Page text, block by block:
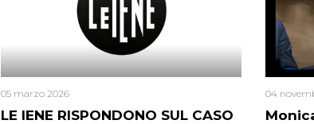
LE IENE RISPONDONO SUL CASO
05 marzo 2026 04